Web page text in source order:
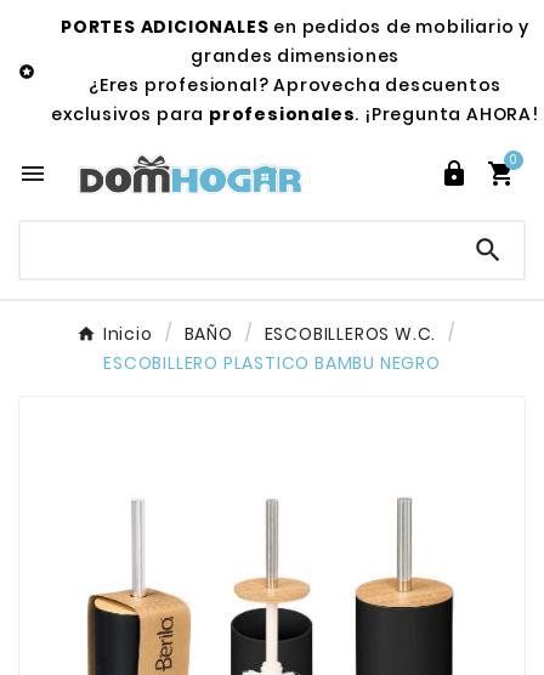

PORTES ADICIONALES en pedidos de mobiliario y
grandes dimensiones
¿Eres profesional? Aprovecha descuentos
exclusivos para profesionales. ¡Pregunta AHORA!
  
0

Inicio BAÑO
ESCOBILLEROS W.C.
ESCOBILLERO PLASTICO BAMBU NEGRO